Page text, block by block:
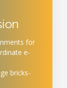
for
e-
bricks-